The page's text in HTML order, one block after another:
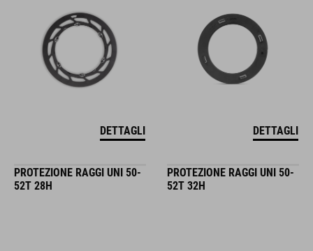
DETTAGLI DETTAGLI
PROTEZIONE RAGGI UNI 50-
52T 28H
PROTEZIONE RAGGI UNI 50-
52T 32H